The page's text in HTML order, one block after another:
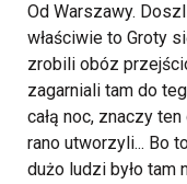
Od Warszawy.
właściwie to Groty
zrobili obóz
zagarniali tam do
całą noc, znaczy
rano utworzyli... Bo
dużo ludzi było tam